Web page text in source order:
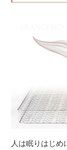
人は眠りはじ